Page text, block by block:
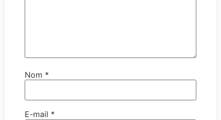
Nom *
E-mail *